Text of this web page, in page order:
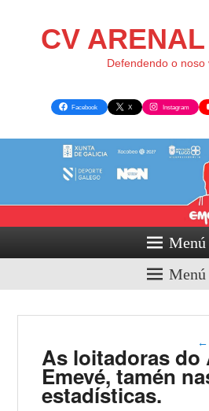
CV
Defendendo o noso
Facebook X Instagram
Menú
Menú
←
As loitadoras do
Emevé, tamén
estadísticas.